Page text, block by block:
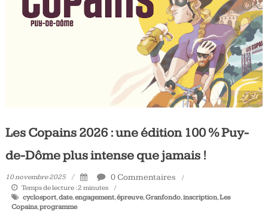
Tous
Les Copains 2026 : une édition 100 % Puy-
de-Dôme plus intense que jamais !
10 novembre 2025 0 Commentaires
Temps de lecture :2 minutes
cyclosport,date,engagement,épreuve,Granfondo,inscription,Les
Copains,programme